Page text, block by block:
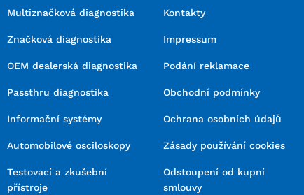
Multiznačková diagnostika
Značková diagnostika
OEM dealerská diagnostika
Passthru diagnostika
Informační systémy
Automobilové osciloskopy
Testovací a zkušební
přístroje
Kontakty
Impressum
Podání reklamace
Obchodní podmínky
Ochrana osobních údajů
Zásady používání cookies
Odstoupení od kupní
smlouvy